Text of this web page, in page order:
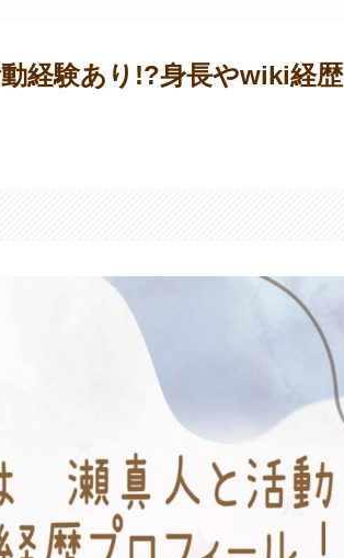
経験あり!?身長やwiki経歴